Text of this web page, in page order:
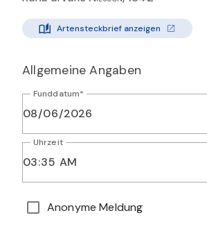
Artensteckbrief anzeigen
Allgemeine Angaben
Funddatum*
Geben Sie das Datum ein, an dem
Uhrzeit
Anonyme Meldung